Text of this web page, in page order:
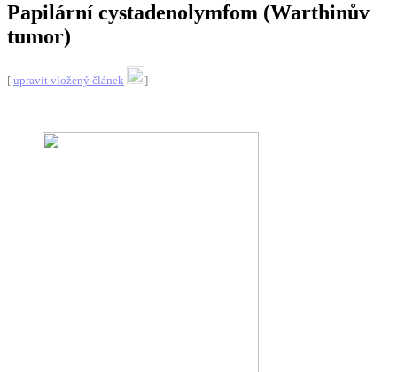
Papilární cystadenolymfom (Warthinův
tumor)
[ upravit vložený článek ]